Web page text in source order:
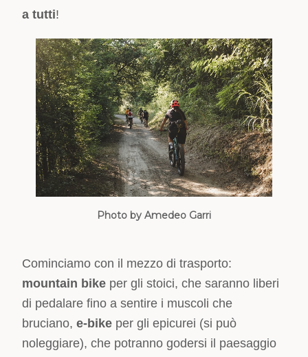
a tutti!
Photo by Amedeo Garri
Cominciamo con il mezzo di trasporto:
mountain bike per gli stoici, che saranno liberi
di pedalare fino a sentire i muscoli che
bruciano,e-bike per gli epicurei (si può
noleggiare), che potranno godersi il paesaggio